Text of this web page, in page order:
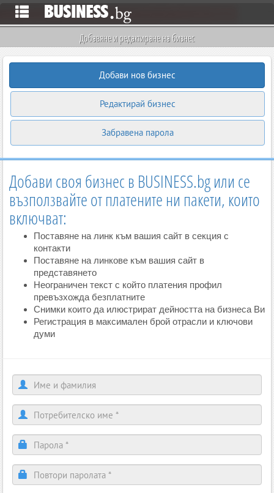
Добавяне и редактиране на бизнес
Добави нов бизнес
Редактирай бизнес
Забравена парола
Добави своя бизнес в BUSINESS.bg или се
възползвайте от платените ни пакети, които
включват:
Поставяне на линк към вашия сайт в секция с
контакти
Поставяне на линкове към вашия сайт в
представянето
Неограничен текст с който платения профил
превъзхожда безплатните
Снимки които да илюстрират дейността на бизнеса Ви
Регистрация в максимален брой отрасли и ключови
думи